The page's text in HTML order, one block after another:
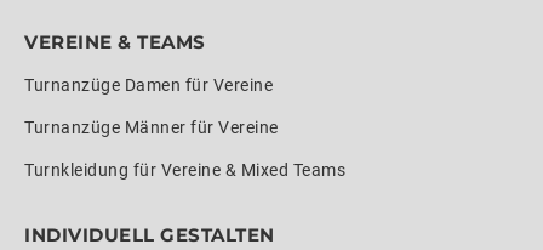
VEREINE & TEAMS
Turnanzüge Damen für Vereine
Turnanzüge Männer für Vereine
Turnkleidung für Vereine & Mixed Teams
INDIVIDUELL GESTALTEN